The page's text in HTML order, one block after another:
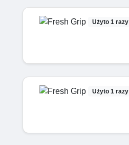
Użyto 1 razy
Użyto 1 razy